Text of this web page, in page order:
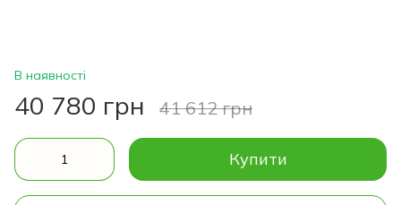
В наявності
40 780 грн 41 612 грн
Купити